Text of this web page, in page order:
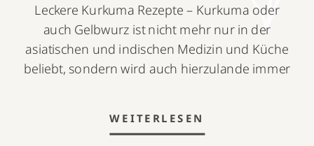
Leckere Kurkuma Rezepte – Kurkuma oder
auch Gelbwurz ist nicht mehr nur in der
asiatischen und indischen Medizin und Küche
beliebt, sondern wird auch hierzulande immer
dem Inhaltsstoff Curcumin zu verdanken
WEITERLESEN